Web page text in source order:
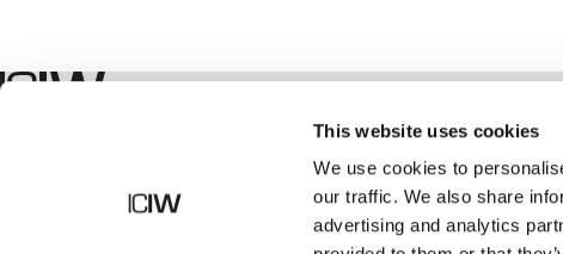
This website uses cookies
We use cookies to
our traffic. We also share
advertising and analytics